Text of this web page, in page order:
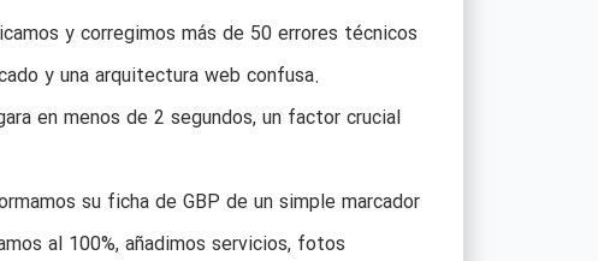
y corregimos más de 50 errores técnicos
y una arquitectura web confusa.
en menos de 2 segundos, un factor crucial
su ficha de GBP de un simple marcador
al 100%, añadimos servicios, fotos